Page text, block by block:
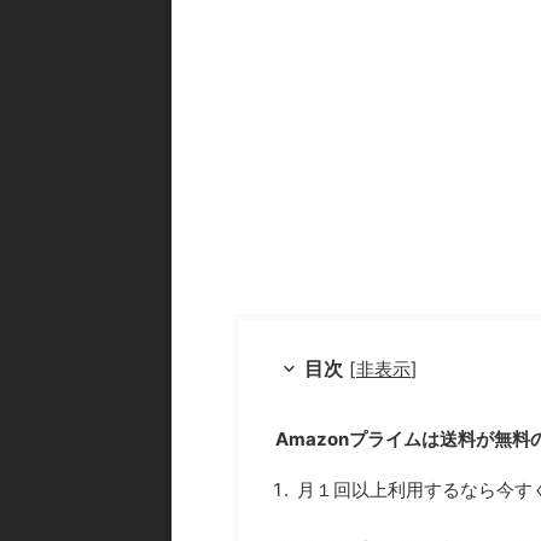
目次 [非表示]
Amazonプライムは送料が無料
月１回以上利用するなら今す